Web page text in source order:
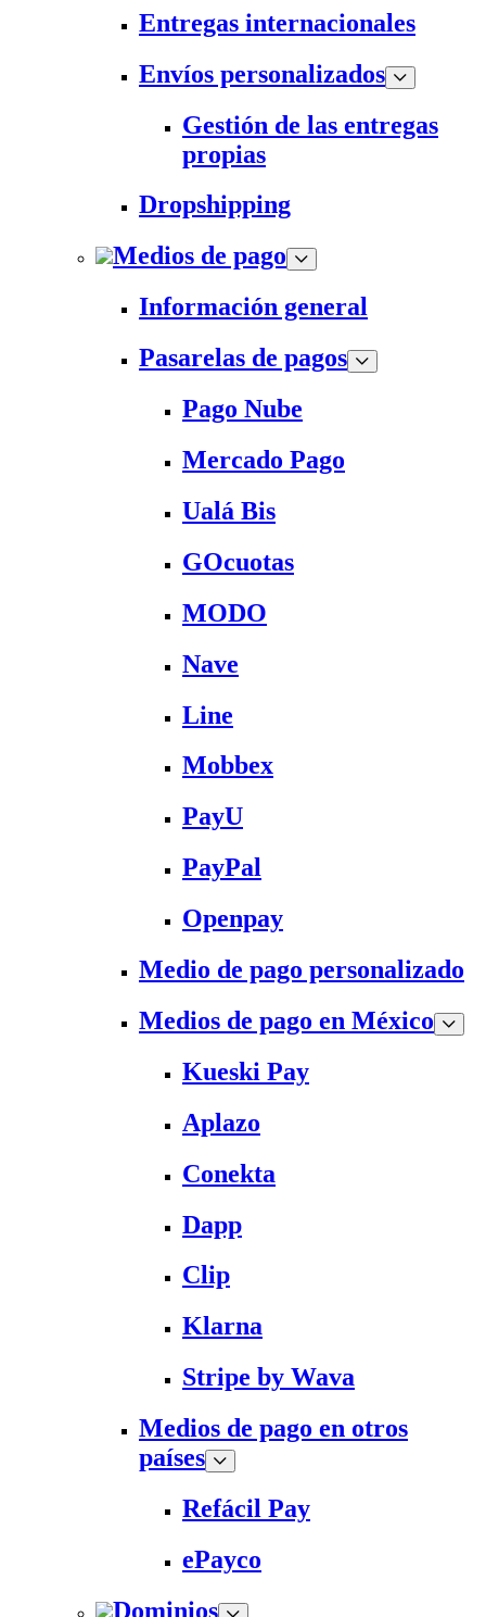
Entregas internacionales
Envíos personalizados
Gestión de las entregas
propias
Dropshipping
Medios de pago
Información general
Pasarelas de pagos
Pago Nube
Mercado Pago
Ualá Bis
GOcuotas
MODO
Nave
Line
Mobbex
PayU
PayPal
Openpay
Medio de pago personalizado
Medios de pago en México
Kueski Pay
Aplazo
Conekta
Dapp
Clip
Klarna
Stripe by Wava
Medios de pago en otros
países
Refácil Pay
ePayco
Dominios